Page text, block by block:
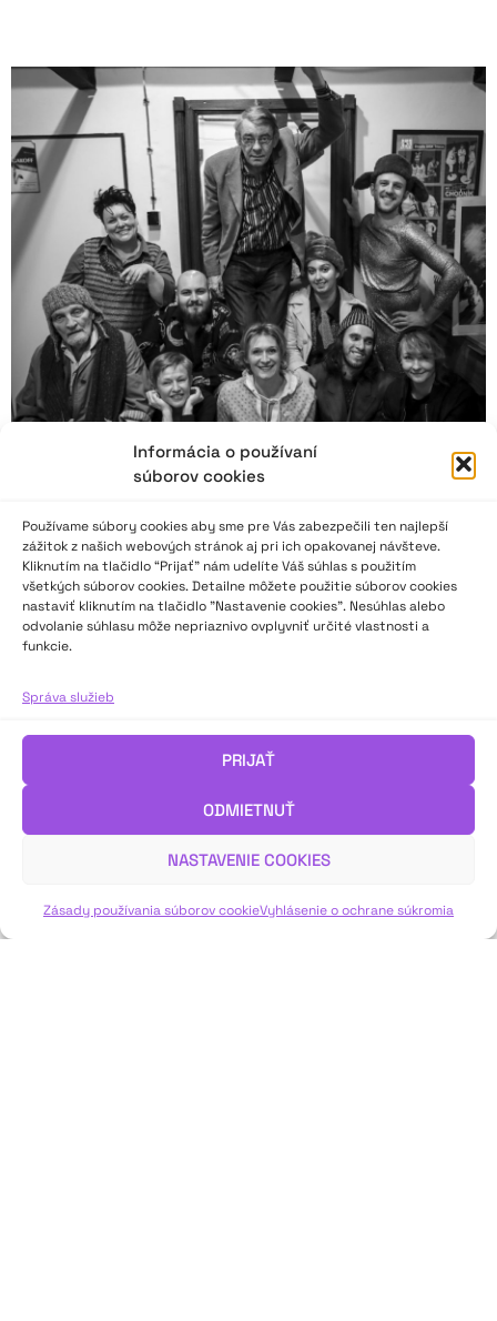
Informácia o používaní
súborov cookies
Používame súbory cookies aby sme pre Vás zabezpečili ten najlepší
zážitok z našich webových stránok aj pri ich opakovanej návšteve.
Kliknutím na tlačidlo “Prijať” nám udelíte Váš súhlas s použitím
všetkých súborov cookies. Detailne môžete použitie súborov cookies
nastaviť kliknutím na tlačidlo "Nastavenie cookies". Nesúhlas alebo
odvolanie súhlasu môže nepriaznivo ovplyvniť určité vlastnosti a
funkcie.
Správa služieb
PRIJAŤ
ODMIETNUŤ
NASTAVENIE COOKIES
Zásady používania súborov cookieVyhlásenie o ochrane súkromia
Blaho Uhlár a kolektív DISK: Bolo to geniálne, do
****!
Milý Blaho, spomínam si na prvý moment, keď som prišla do
a rovnako i ty mne, akoby tvoje meno nebolo dostatočne
známe. Lebo tak to znelo, s pokorou a pokojne. Reálne a bez
pretvárky či povýšenia…
Členovia Divadla DISK sa lúčia so svojím režisérom Blahom
Uhlárom.